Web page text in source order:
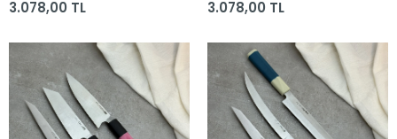
(225mm, 205mm,
Yapımı Bıçaklar
3.078,00 TL
(205mm, 225mm,
Yapımı Bıçaklar
3.078,00 TL